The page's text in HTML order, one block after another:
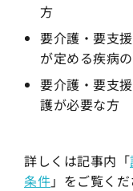
方
要介護・要支
が定める疾病
要介護・要支
護が必要な方
詳しくは記事内「
条件」をご覧くだ